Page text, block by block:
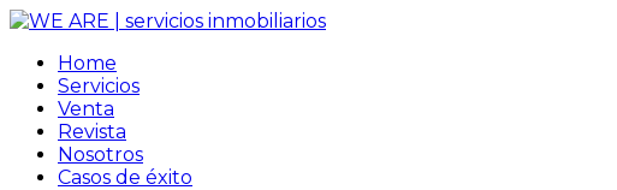
Home
Servicios
Venta
Revista
Nosotros
Casos de éxito